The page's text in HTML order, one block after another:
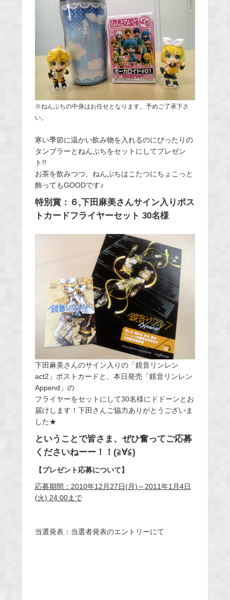
※ねんぷちの中身はお任せとなります。予めご了承下さ
い。
寒い季節に温かい飲み物を入れるのにぴったりの
タンブラーとねんぷちをセットにしてプレゼン
ト!!
お茶を飲みつつ、ねんぷちはこたつにちょこっと
飾ってもGOODです♪
特別賞：６,下田麻美さんサイン入りポス
トカードフライヤーセット 30名様
下田麻美さんのサイン入りの「鏡音リンレン
act2」ポストカードと、本日発売「鏡音リンレン
Append」の
フライヤーをセットにして30名様にドドーンとお
届けします！下田さんご協力ありがとうございま
した★
ということで皆さま、ぜひ奮ってご応募
くださいねーー！！(≧∀≦)
【プレゼント応募について】
応募期間：2010年12月27日(月)～2011年1月4日
(火) 24:00まで
当選発表：当選者発表のエントリーにて